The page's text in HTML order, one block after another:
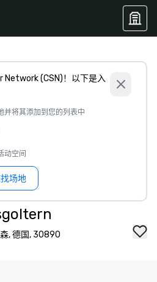
Network (CSN)！以下是入
并将其添加到您的列表中
动空间
场地
, 德国, 30890